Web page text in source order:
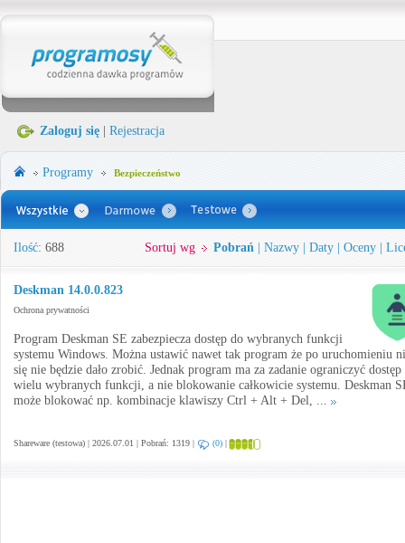
Zaloguj się Rejestracja
Programy Bezpieczeństwo
Ilość: 688 Sortuj wg Pobrań Nazwy Daty Oceny
Deskman 14.0.0.823
Ochrona prywatności
Program Deskman SE zabezpiecza dostęp do wybranych funkcji
systemu Windows. Można ustawić nawet tak program że po uruchomieniu
się nie będzie dało zrobić. Jednak program ma za zadanie ograniczyć dostęp
wielu wybranych funkcji, a nie blokowanie całkowicie systemu. Deskman
może blokować np. kombinacje klawiszy Ctrl + Alt + Del, ...
Shareware (testowa) | 2026.07.01 | Pobrań: 1319 | (0) |